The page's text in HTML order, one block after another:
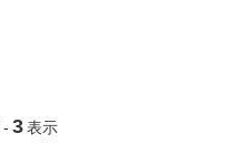
- 3 表示